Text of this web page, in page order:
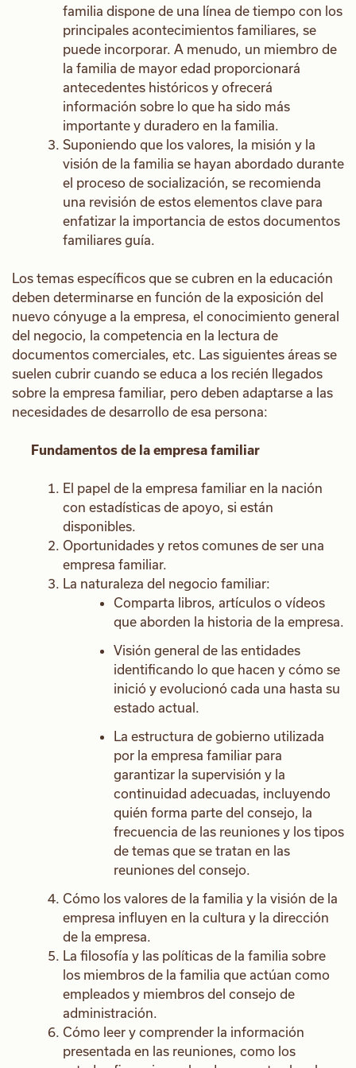
familia dispone de una línea de tiempo con los
principales acontecimientos familiares, se
puede incorporar. A menudo, un miembro de
la familia de mayor edad proporcionará
antecedentes históricos y ofrecerá
información sobre lo que ha sido más
importante y duradero en la familia.
Suponiendo que los valores, la misión y la
visión de la familia se hayan abordado durante
el proceso de socialización, se recomienda
una revisión de estos elementos clave para
enfatizar la importancia de estos documentos
familiares guía.
Los temas específicos que se cubren en la educación
deben determinarse en función de la exposición del
nuevo cónyuge a la empresa, el conocimiento general
del negocio, la competencia en la lectura de
documentos comerciales, etc. Las siguientes áreas se
suelen cubrir cuando se educa a los recién llegados
sobre la empresa familiar, pero deben adaptarse a las
necesidades de desarrollo de esa persona:
Fundamentos de la empresa familiar
El papel de la empresa familiar en la nación
con estadísticas de apoyo, si están
disponibles.
Oportunidades y retos comunes de ser una
empresa familiar.
La naturaleza del negocio familiar:
Comparta libros, artículos o vídeos
que aborden la historia de la empresa.
Visión general de las entidades
identificando lo que hacen y cómo se
inició y evolucionó cada una hasta su
estado actual.
La estructura de gobierno utilizada
por la empresa familiar para
garantizar la supervisión y la
continuidad adecuadas, incluyendo
quién forma parte del consejo, la
frecuencia de las reuniones y los tipos
de temas que se tratan en las
reuniones del consejo.
Cómo los valores de la familia y la visión de la
empresa influyen en la cultura y la dirección
de la empresa.
La filosofía y las políticas de la familia sobre
los miembros de la familia que actúan como
empleados y miembros del consejo de
administración.
Cómo leer y comprender la información
presentada en las reuniones, como los